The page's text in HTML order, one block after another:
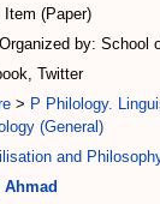
Item (Paper)
by:
Twitter
> P Philology.
(General)
and